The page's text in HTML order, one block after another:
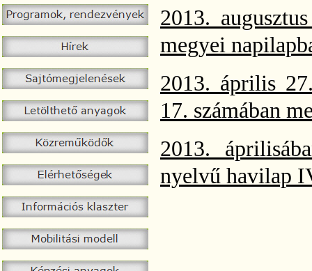
2013.
megyei
2013. április
17. számában
2013.
nyelvű havilap